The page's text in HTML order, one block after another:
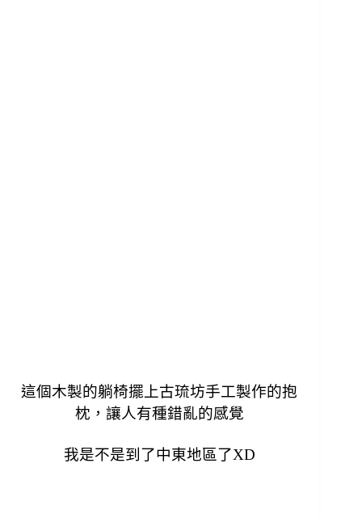
這個木製的躺椅擺上古琉坊手工製作的抱
枕， 讓人有種錯亂的感覺
我是不是到了中東地區了XD